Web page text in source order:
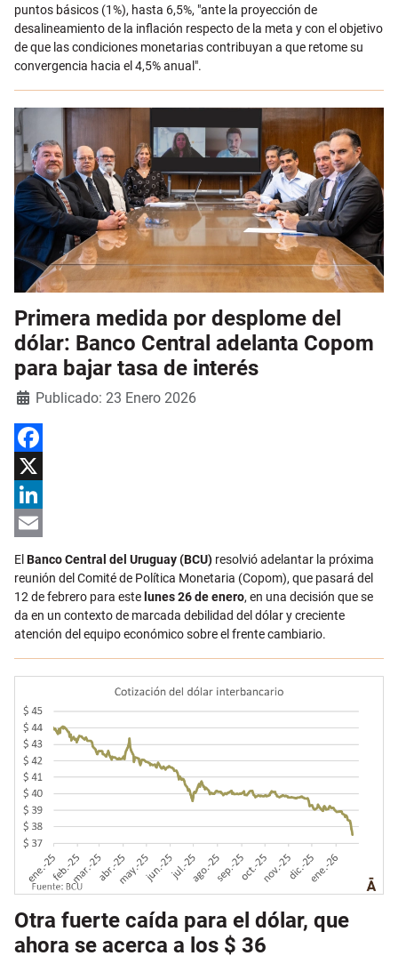
puntos básicos (1%), hasta 6,5%, "ante la proyección de
desalineamiento de la inflación respecto de la meta y con el objetivo
de que las condiciones monetarias contribuyan a que retome su
convergencia hacia el 4,5% anual".
Primera medida por desplome del
dólar: Banco Central adelanta Copom
para bajar tasa de interés
Detalles
Publicado: 23 Enero 2026
Facebook
X
LinkedIn
Email
ElBanco Central del Uruguay (BCU) resolvió adelantar la próxima
reunión del Comité de Política Monetaria (Copom), que pasará del
12 de febrero para estelunes 26 de enero, en una decisión que se
da en un contexto de marcada debilidad del dólar y creciente
atención del equipo económico sobre el frente cambiario.
Otra fuerte caída para el dólar, que
ahora se acerca a los $ 36